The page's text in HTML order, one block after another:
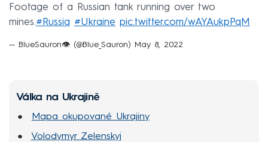
Footage of a Russian tank running over two
mines.#Russia #Ukraine pic.twitter.com/wAYAukpPqM
— BlueSauron👁️ (@Blue_Sauron) May 8, 2022
Válka na Ukrajině
Mapa okupované Ukrajiny
Volodymyr Zelenskyj